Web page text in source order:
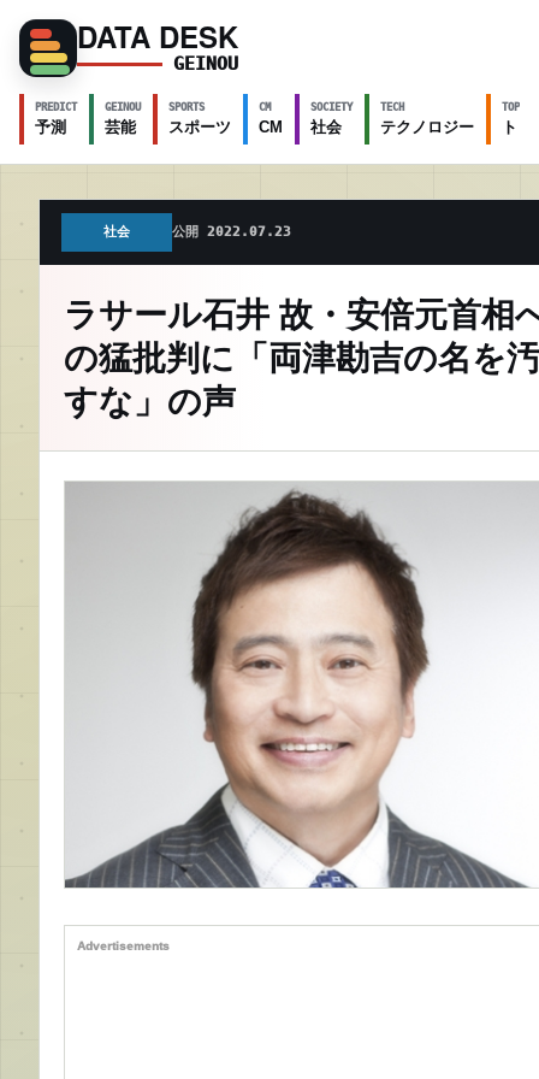
DATA DESK
GEINOU
PREDICT
予測
GEINOU
芸能
SPORTS
スポーツ
CM
CM
SOCIETY
社会
TECH
テクノロジー
TOPICS
ト
社会 公開 2022.07.23
ラサール石井 故・安倍元首相
の猛批判に「両津勘吉の名を汚
すな」の声
Advertisements